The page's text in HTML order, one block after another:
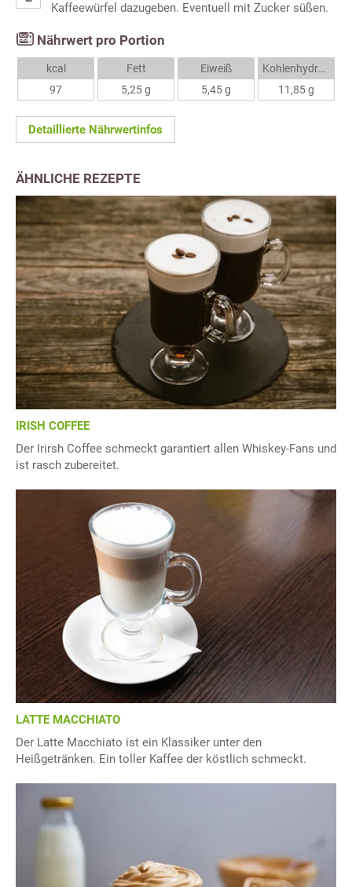
Kaffeewürfel dazugeben. Eventuell mit Zucker süßen.
Nährwert pro Portion
kcal
97
Fett
5,25 g
Eiweiß
5,45 g
Kohlenhydrate
11,85 g
Detaillierte Nährwertinfos
ÄHNLICHE REZEPTE
IRISH COFFEE
Der Irirsh Coffee schmeckt garantiert allen Whiskey-Fans und
ist rasch zubereitet.
LATTE MACCHIATO
Der Latte Macchiato ist ein Klassiker unter den
Heißgetränken. Ein toller Kaffee der köstlich schmeckt.